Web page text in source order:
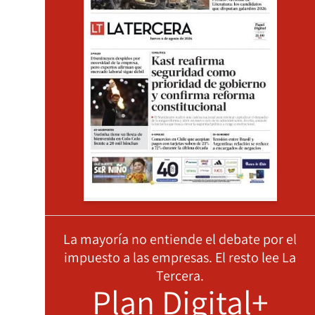
La mayoría no entiende el debate por el
impuesto a las empresas. El resto lee La
Tercera.
Plan Digital+